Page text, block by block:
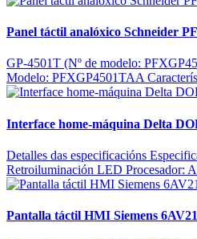
Panel táctil analóxico Schneider
GP-4501T (Nº de modelo:
Modelo: PFXGP4501TAA
Interface home-máquina Delta
Detalles das especificacións
Retroiluminación LED Procesador:
Pantalla táctil HMI Siemens